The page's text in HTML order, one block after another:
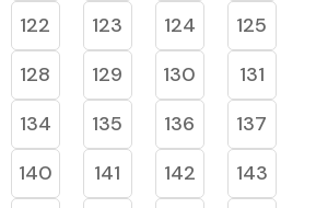
122 123 124
125
128 129 130
131
134 135 136
137
140 141 142
143